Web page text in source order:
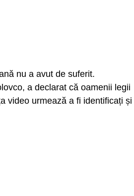
nu a avut de suferit.
a declarat că oamenii legii
video urmează a fi identificați și